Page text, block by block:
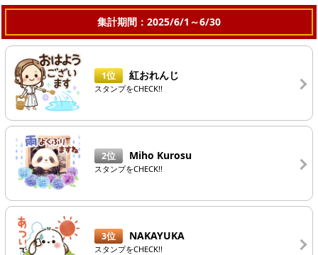
集計期間：2025/6/1～6/30
1位 紅おれんじ
スタンプをCHECK!!
2位 Miho Kurosu
スタンプをCHECK!!
3位 NAKAYUKA
スタンプをCHECK!!